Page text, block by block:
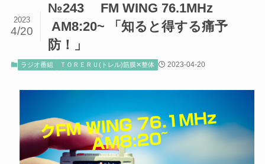
№243 FM WING 76.1MHz
AM8:20~ 「知ると得する痛予
防！」
2023
4/20
ラジオ番組 ＴＯＲＥＲＵ(トレル)筋膜✕整体 2023-04-20